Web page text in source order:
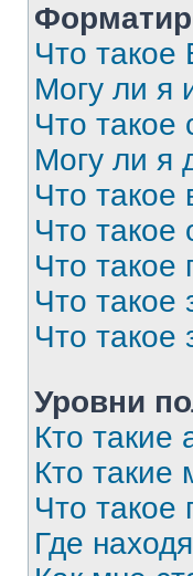
Что такое
Могу ли я
Что такое
Могу ли я
Что такое
Что такое
Что
Что такое
Что такое
Уровни
Кто такие
Кто такие
Что такое
Где